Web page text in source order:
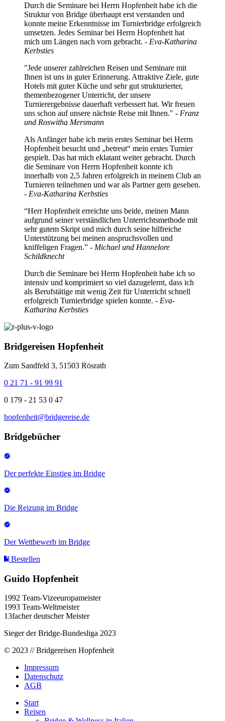
Durch die Seminare bei Herrn Hopfenheit habe ich die
Struktur von Bridge überhaupt erst verstanden und
konnte meine Erkenntnisse im Turnierbridge erfolgreich
umsetzen. Jedes Seminar bei Herrn Hopfenheit hat
mich um Längen nach vorn gebracht. - Eva-Katharina
Kerbsties
"Jede unserer zahlreichen Reisen und Seminare mit
Ihnen ist uns in guter Erinnerung. Attraktive Ziele, gute
Hotels mit guter Küche und sehr gut strukturierter,
themenbezogener Unterricht, der unsere
Turnierergebnisse dauerhaft verbessert hat. Wir freuen
uns schon auf unsere nächste Reise mit Ihnen." - Franz
und Roswitha Mersmann
Als Anfänger habe ich mein erstes Seminar bei Herrn
Hopfenheit besucht und „betreut“ mein erstes Turnier
gespielt. Das hat mich eklatant weiter gebracht. Durch
die Seminare von Herrn Hopfenheit konnte ich
innerhalb von 2,5 Jahren erfolgreich in meinem Club an
Turnieren teilnehmen und war als Partner gern gesehen.
- Eva-Katharina Kerbsties
“Herr Hopfenheit erreichte uns beide, meinen Mann
aufgrund seiner verständlichen Unterrichtsmethode mit
sehr gutem Skript und mich durch seine hilfreiche
Unterstützung bei meinen anspruchsvollen und
kniffeligen Fragen.” - Michael und Hannelore
Schildknecht
Durch die Seminare bei Herrn Hopfenheit habe ich so
intensiv und komprimiert so viel dazugelernt, dass ich
als Berufstätige mit wenig Zeit für Unterricht schnell
erfolgreich Turnierbridge spielen konnte. - Eva-
Katharina Kerbsties
Bridgereisen Hopfenheit
Zum Sandfeld 3, 51503 Rösrath
0 21 71 - 91 99 91
0 179 - 21 53 0 47
hopfenheit@bridgereise.de
Bridgebücher
Der perfekte Einstieg im Bridge
Die Reizung im Bridge
Der Wettbewerb im Bridge
Bestellen
Guido Hopfenheit
1992 Team-Vizeeuropameister
1993 Team-Weltmeister
13facher deutscher Meister
Sieger der Bridge-Bundesliga 2023
© 2023 // Bridgereisen Hopfenheit
Impressum
Datenschutz
AGB
Start
Reisen